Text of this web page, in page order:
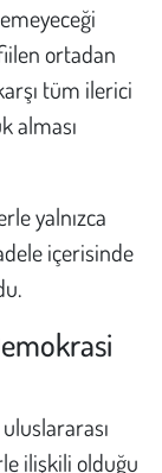
ortadan
tüm ilerici
alması
yalnızca
içerisinde
ilişkili olduğu